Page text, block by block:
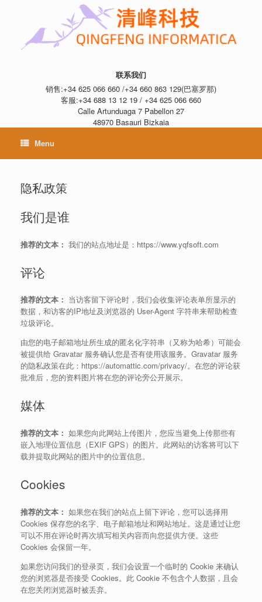
联系我们
销售:+34 625 066 660 /+34 660 863 129(巴塞罗那)
客服:+34 688 13 12 19 / +34 625 066 660
Calle Artunduaga 7 Pabellon 27
48970 Basauri Bizkaia
Menu
隐私政策
我们是谁
推荐的文本： 我们的站点地址是：https://www.yqfsoft.com
评论
推荐的文本： 当访客留下评论时，我们会收集评论表单所显示的
数据，和访客的IP地址及浏览器的 User-Agent 字符串来帮助检查
垃圾评论。
由您的电子邮箱地址所生成的匿名化字符串（又称为哈希）可能会
被提供给 Gravatar 服务确认您是否有使用该服务。Gravatar 服务
的隐私政策在此：https://automattic.com/privacy/。在您的评论获
批准后，您的资料图片将在您的评论旁公开展示。
媒体
推荐的文本： 如果您向此网站上传图片，您应当避免上传那些有
嵌入地理位置信息（EXIF GPS）的图片。此网站的访客将可以下
载并提取此网站的图片中的位置信息。
Cookies
推荐的文本： 如果您在我们的站点上留下评论，您可以选择用
Cookies 保存您的名字、电子邮箱地址和网站地址。这是通过让您
可以不用在评论时再次填写相关内容而向您提供方便。这些
Cookies 会保留一年。
如果您访问我们的登录页，我们会设置一个临时的 Cookie 来确认
您的浏览器是否接受 Cookies。此 Cookie 不包含个人数据，且会
在您关闭浏览器时被丢弃。